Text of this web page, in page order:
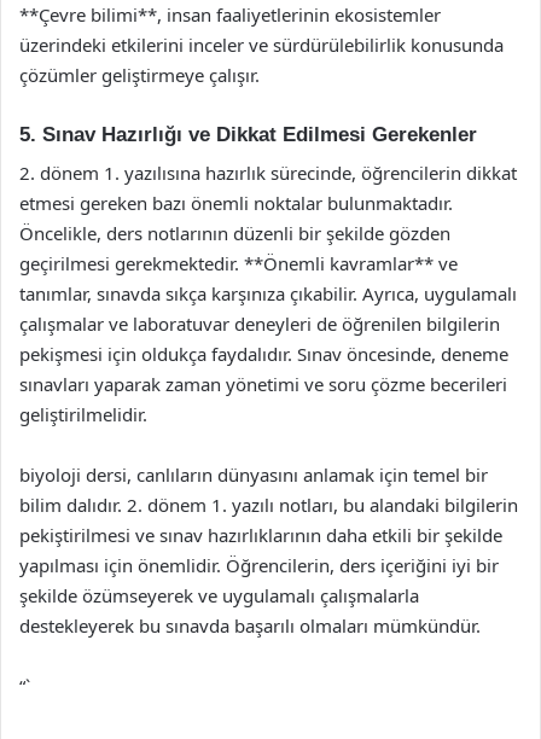
**Çevre bilimi**, insan faaliyetlerinin ekosistemler
üzerindeki etkilerini inceler ve sürdürülebilirlik konusunda
çözümler geliştirmeye çalışır.
5. Sınav Hazırlığı ve Dikkat Edilmesi Gerekenler
2. dönem 1. yazılısına hazırlık sürecinde, öğrencilerin dikkat
etmesi gereken bazı önemli noktalar bulunmaktadır.
Öncelikle, ders notlarının düzenli bir şekilde gözden
geçirilmesi gerekmektedir. **Önemli kavramlar** ve
tanımlar, sınavda sıkça karşınıza çıkabilir. Ayrıca, uygulamalı
çalışmalar ve laboratuvar deneyleri de öğrenilen bilgilerin
pekişmesi için oldukça faydalıdır. Sınav öncesinde, deneme
sınavları yaparak zaman yönetimi ve soru çözme becerileri
geliştirilmelidir.
biyoloji dersi, canlıların dünyasını anlamak için temel bir
bilim dalıdır. 2. dönem 1. yazılı notları, bu alandaki bilgilerin
pekiştirilmesi ve sınav hazırlıklarının daha etkili bir şekilde
yapılması için önemlidir. Öğrencilerin, ders içeriğini iyi bir
şekilde özümseyerek ve uygulamalı çalışmalarla
destekleyerek bu sınavda başarılı olmaları mümkündür.
“`